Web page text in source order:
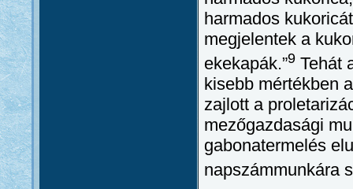
harmados
megjelentek a
ekekapák.”9 Tehát
kisebb mértékben
zajlott a
mezőgazdasági
gabonatermelés
napszámmunkára